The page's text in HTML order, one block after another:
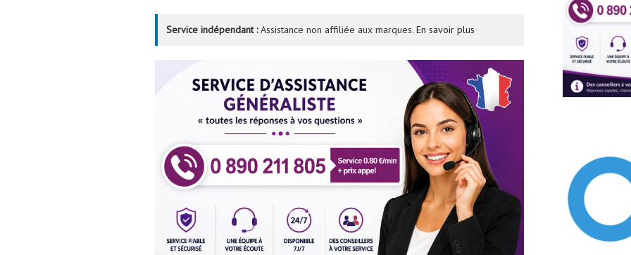
Service indépendant :Assistance non affiliée aux marques. En savoir plus